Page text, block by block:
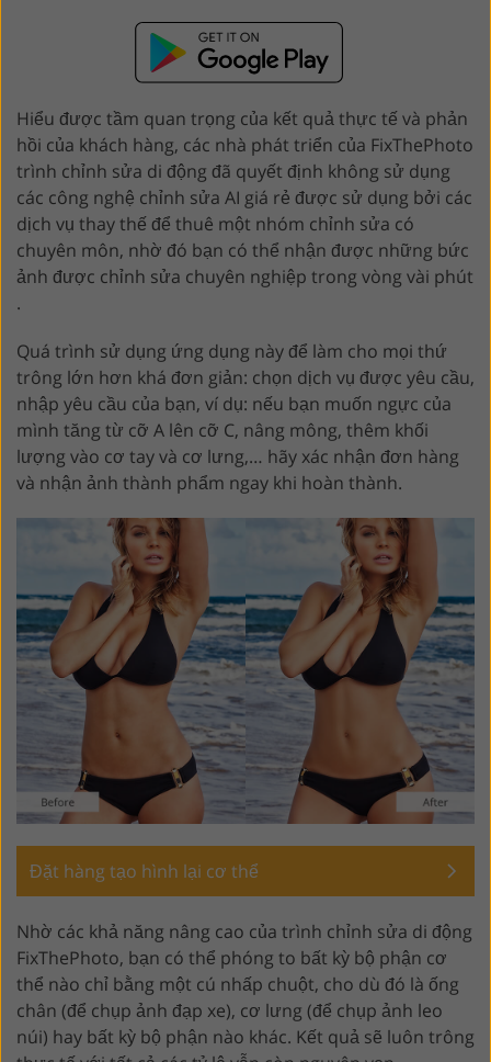
Hiểu được tầm quan trọng của kết quả thực tế và phản
hồi của khách hàng, các nhà phát triển của FixThePhoto
trình chỉnh sửa di động đã quyết định không sử dụng
các công nghệ chỉnh sửa AI giá rẻ được sử dụng bởi các
dịch vụ thay thế để thuê một nhóm chỉnh sửa có
chuyên môn, nhờ đó bạn có thể nhận được những bức
ảnh được chỉnh sửa chuyên nghiệp trong vòng vài phút
.
Quá trình sử dụng ứng dụng này để làm cho mọi thứ
trông lớn hơn khá đơn giản: chọn dịch vụ được yêu cầu,
nhập yêu cầu của bạn, ví dụ: nếu bạn muốn ngực của
mình tăng từ cỡ A lên cỡ C, nâng mông, thêm khối
lượng vào cơ tay và cơ lưng,… hãy xác nhận đơn hàng
và nhận ảnh thành phẩm ngay khi hoàn thành.
Đặt hàng tạo hình lại cơ thể
Nhờ các khả năng nâng cao của trình chỉnh sửa di động
FixThePhoto, bạn có thể phóng to bất kỳ bộ phận cơ
thể nào chỉ bằng một cú nhấp chuột, cho dù đó là ống
chân (để chụp ảnh đạp xe), cơ lưng (để chụp ảnh leo
núi) hay bất kỳ bộ phận nào khác. Kết quả sẽ luôn trông